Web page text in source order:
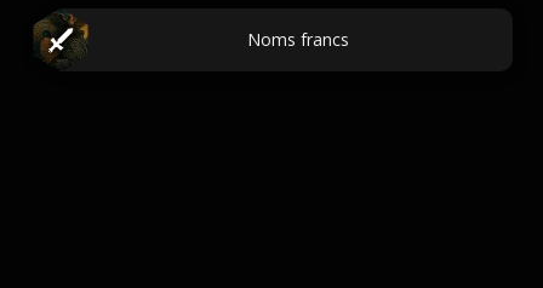
Noms francs